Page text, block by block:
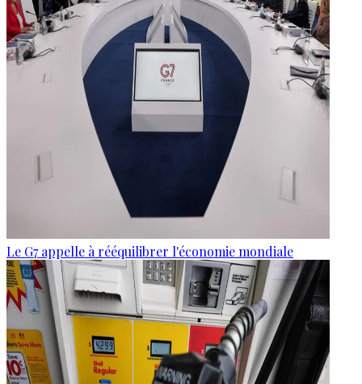
Le G7 appelle à rééquilibrer l'économie mondiale